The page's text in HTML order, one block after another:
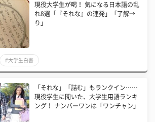
現役大学生が喝！ 気になる日本語の乱
れ8選「『それな』の連発」「了解→
り」
#大学生白書
「それな」「詰む」もランクイン……
現役学生に聞いた、大学生用語ランキ
ング！ ナンバーワンは「ワンチャン」